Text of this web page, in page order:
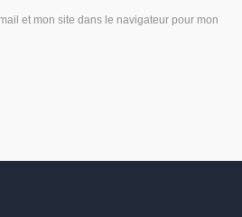
et mon site dans le navigateur pour mon